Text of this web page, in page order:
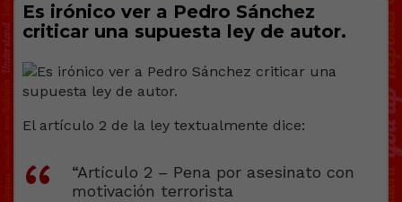
Es irónico ver a Pedro Sánchez
criticar una supuesta ley de autor.
El artículo 2 de la ley textualmente dice:
“Artículo 2 – Pena por asesіnato con
motivación terrorista